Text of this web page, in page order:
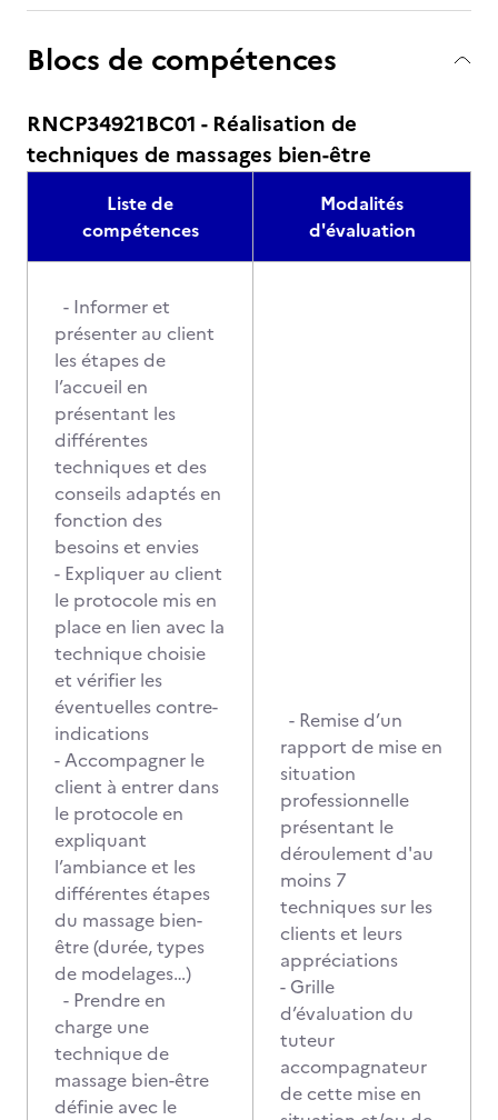
Blocs de compétences
RNCP34921BC01 - Réalisation de
techniques de massages bien-être
Liste de
compétences
Modalités
d'évaluation
- Informer et
présenter au client
les étapes de
l’accueil en
présentant les
différentes
techniques et des
conseils adaptés en
fonction des
besoins et envies
- Expliquer au client
le protocole mis en
place en lien avec la
technique choisie
et vérifier les
éventuelles contre-
indications
- Accompagner le
client à entrer dans
le protocole en
expliquant
l’ambiance et les
différentes étapes
du massage bien-
être (durée, types
de modelages…)
- Prendre en
charge une
technique de
massage bien-être
définie avec le
- Remise d’un
rapport de mise en
situation
professionnelle
présentant le
déroulement d'au
moins 7
techniques sur les
clients et leurs
appréciations
- Grille
d’évaluation du
tuteur
accompagnateur
de cette mise en